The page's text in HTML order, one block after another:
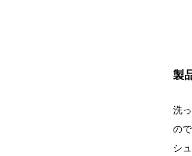
製
洗
の
シ